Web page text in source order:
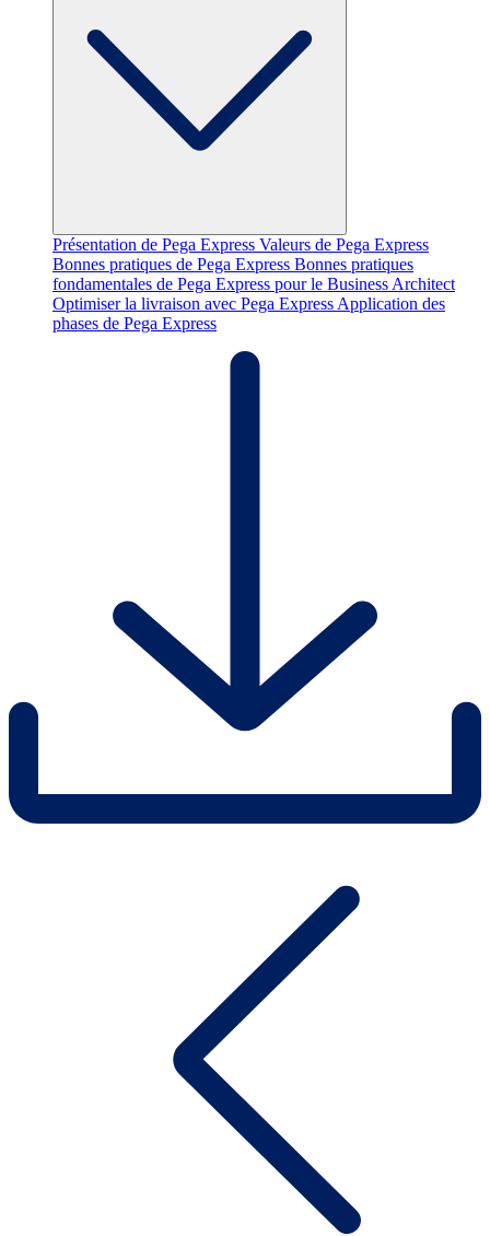
Présentation de Pega Express Valeurs de Pega Express
Bonnes pratiques de Pega Express Bonnes pratiques
fondamentales de Pega Express pour le Business Architect
Optimiser la livraison avec Pega Express Application des
phases de Pega Express